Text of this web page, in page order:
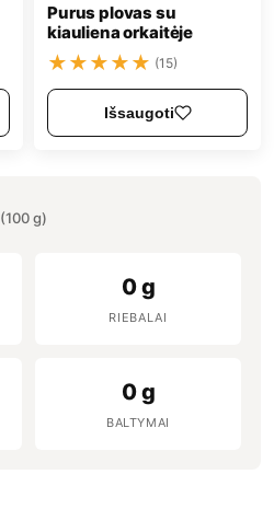
Purus plovas su
kiauliena orkaitėje
★★★★★ (15)
Išsaugoti
(100 g)
0 g
RIEBALAI
0 g
BALTYMAI